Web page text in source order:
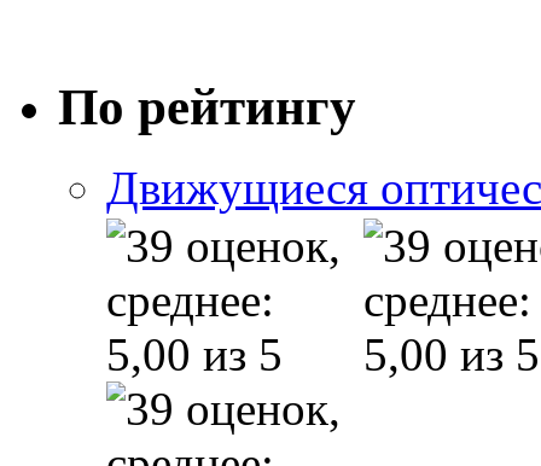
По рейтингу
Движущиеся